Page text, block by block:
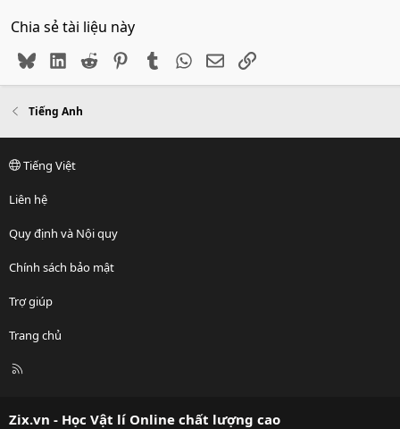
Chia sẻ tài liệu này
BlueskyLinkedIn
Reddit PinterestTumblr WhatsApp
EmailLink
Tiếng Anh
Tiếng Việt
Liên hệ
Quy định và Nội quy
Chính sách bảo mật
Trợ giúp
Trang chủ
R
Zix.vn - Học Vật lí Online chất lượng cao